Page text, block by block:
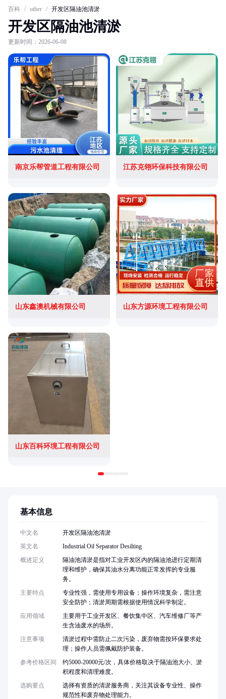
百科 / other / 开发区隔油池清淤
开发区隔油池清淤
更新时间：2026-06-08
南京乐帮管道工程有限公司 江苏克翎环保科技有限公司
山东鑫澳机械有限公司 山东方源环境工程有限公司
山东百科环境工程有限公司
基本信息
中文名
开发区隔油池清淤
英文名
Industrial Oil Separator Desilting
概述定义
隔油池清淤是指对工业开发区内的隔油池进行定期清
理和维护，确保其油水分离功能正常发挥的专业服
务。
主要特点
专业性强，需使用专用设备；操作环境复杂，需注意
安全防护；清淤周期需根据使用情况科学制定。
应用领域
主要用于工业开发区、餐饮集中区、汽车维修厂等产
生含油废水的场所。
注意事项
清淤过程中需防止二次污染，废弃物需按环保要求处
理；操作人员需佩戴防护装备。
参考价格区间
约5000-20000元/次，具体价格取决于隔油池大小、淤
积程度和清理难度。
选购要点
选择有资质的清淤服务商，关注其设备专业性、操作
规范性和废弃物处理能力。